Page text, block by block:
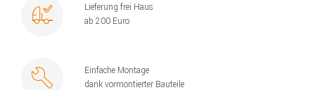
Lieferung frei Haus
ab 200 Euro
Einfache Montage
dank vormontierter Bauteile